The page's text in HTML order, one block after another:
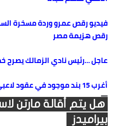
فيديو رقص عمرو وردة مسخرة
رقص هزيمة مصر
عاجل …رئيس نادي الزمالك
أغرب 15 بند موجود في عقود لاعبي كُرة القدم
هل يتم أقالة مارتن
بيراميدز